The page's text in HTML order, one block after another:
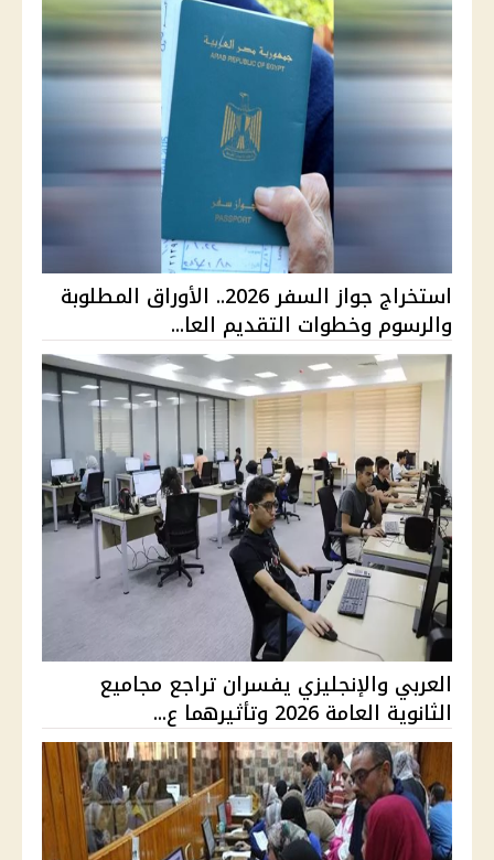
استخراج جواز السفر 2026.. الأوراق المطلوبة
والرسوم وخطوات التقديم العا...
العربي والإنجليزي يفسران تراجع مجاميع
الثانوية العامة 2026 وتأثيرهما ع...